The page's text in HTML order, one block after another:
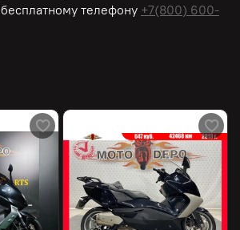
бесплатному телефону +7(800) 600-